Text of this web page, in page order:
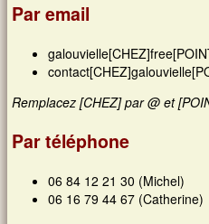
Rechercher
Par email
Remplacez [CHEZ] par @ et
Par téléphone
06 84 12 21 30 (Michel)
06 16 79 44 67 (Catherine)